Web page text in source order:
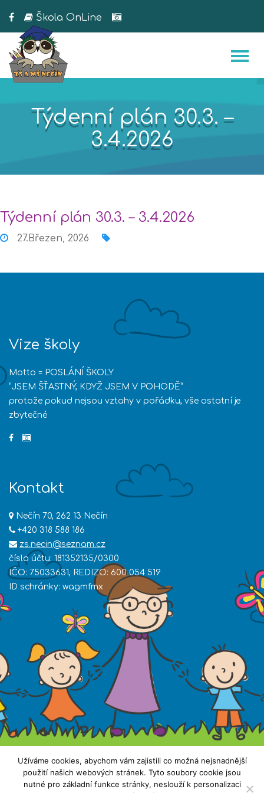
Škola OnLine
Týdenní plán 30.3. –
3.4.2026
Týdenní plán 30.3. – 3.4.2026
27.Březen, 2026
Vize školy
Motto = POSLÁNÍ ŠKOLY
“JSEM ŠŤASTNÝ, KDYŽ JSEM V POHODĚ”
protože pokud nejsou vztahy v pořádku, vše ostatní je
zbytečné
Kontakt
Nečín 70, 262 13 Nečín
+420 318 588 186
zs.necin@seznam.cz
číslo účtu: 181352135/0300
IČO: 75033631, REDIZO: 600 054 519
ID schránky: wagmfmx
Užíváme cookies, abychom vám zajistili co možná nejsnadnější
použití našich webových stránek. Tyto soubory cookie jsou
nutné pro základní funkce stránky, neslouží k personalizaci